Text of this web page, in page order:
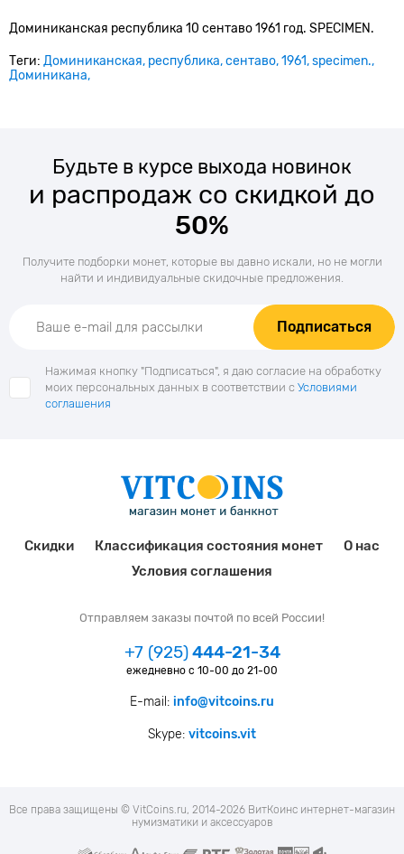
Доминиканская республика 10 сентаво 1961 год. SPECIMEN.
Теги: Доминиканская республика сентаво 1961 specimen.
Доминикана
Будьте в курсе выхода новинок
и распродаж со скидкой до
50%
Получите подборки монет, которые вы давно искали, но не могли
найти и индивидуальные скидочные предложения.
Подписаться
Нажимая кнопку "Подписаться", я даю согласие на обработку
моих персональных данных в соответствии с Условиями
соглашения
Скидки Классификация состояния монет
О нас
Условия соглашения
Отправляем заказы почтой по всей России!
+7 (925)444-21-34
ежедневно с 10-00 до 21-00
E-mail: info@vitcoins.ru
Skype: vitcoins.vit
Все права защищены © VitCoins.ru, 2014-2026 ВитКоинс интернет-магазин
нумизматики и аксессуаров